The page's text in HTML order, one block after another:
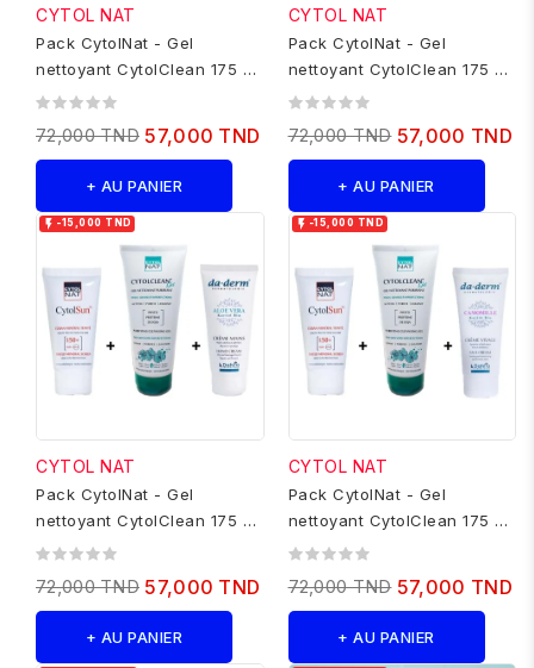
CYTOL NAT
Pack CytolNat - Gel
nettoyant CytolClean 175 ml
+ Ecran Minéral teinté +...
72,000 TND 57,000 TND
+ AU PANIER
CYTOL NAT
Pack CytolNat - Gel
nettoyant CytolClean 175 ml
+ Ecran Minéral teinté +...
72,000 TND 57,000 TND
+ AU PANIER
 -15,000 TND
CYTOL NAT
Pack CytolNat - Gel
nettoyant CytolClean 175 ml
+ Ecran Minéral teinté +...
72,000 TND 57,000 TND
+ AU PANIER
 -15,000 TND
CYTOL NAT
Pack CytolNat - Gel
nettoyant CytolClean 175 ml
+ Ecran Minéral teinté +...
72,000 TND 57,000 TND
+ AU PANIER